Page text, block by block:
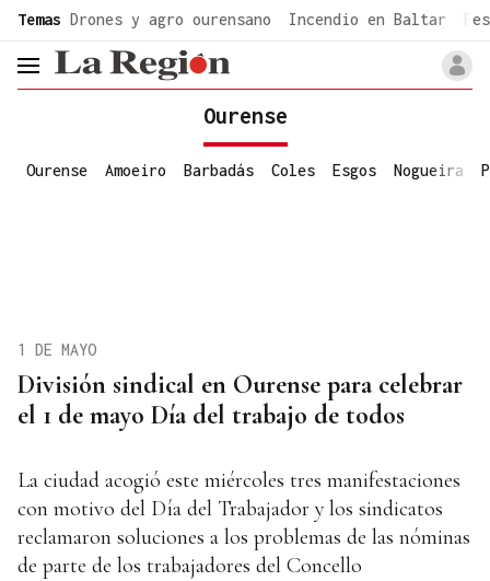
Temas Drones y agro ourensano Incendio en Baltar
header.menu.open
Ourense
Ourense Amoeiro Barbadás Coles Esgos Nogueira
División sindical en Ourense para celebrar
el 1 de mayo Día del trabajo de todos
1 DE MAYO
La ciudad acogió este miércoles tres manifestaciones
con motivo del Día del Trabajador y los sindicatos
reclamaron soluciones a los problemas de las nóminas
de parte de los trabajadores del Concello